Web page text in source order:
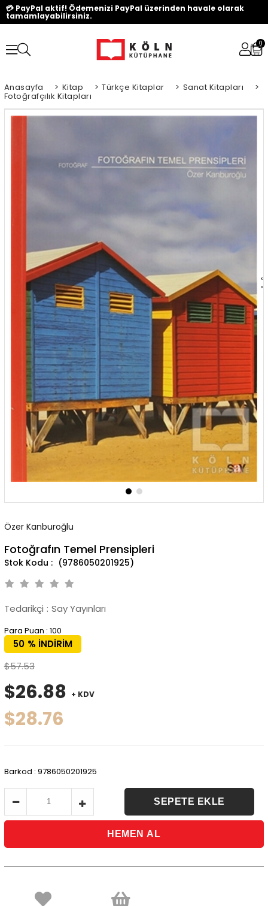
💳 PayPal aktif! Ödemenizi PayPal üzerinden havale olarak
tamamlayabilirsiniz.
0
Anasayfa > Kitap > Türkçe Kitaplar > Sanat Kitapları >
Fotoğrafçılık Kitapları
‹
›
Özer Kanburoğlu
Fotoğrafın Temel Prensipleri
(9786050201925)
Tedarikçi : Say Yayınları
Para Puan : 100
%
50
İNDIRIM
$57.53
$26.88 + KDV
$28.76
Barkod : 9786050201925